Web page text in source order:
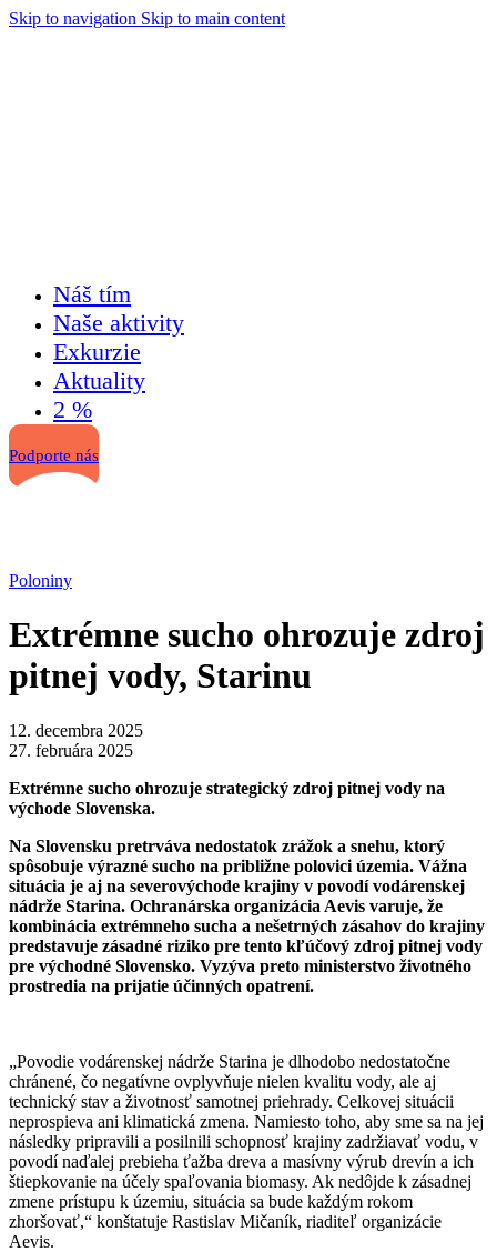
Skip to navigation Skip to main content
Náš tím
Naše aktivity
Exkurzie
Aktuality
2 %
Podporte nás
Poloniny
Extrémne sucho ohrozuje zdroj
pitnej vody, Starinu
12. decembra 2025
27. februára 2025
Extrémne sucho ohrozuje strategický zdroj pitnej vody na
východe Slovenska.
Na Slovensku pretrváva nedostatok zrážok a snehu, ktorý
spôsobuje výrazné sucho na približne polovici územia. Vážna
situácia je aj na severovýchode krajiny v povodí vodárenskej
nádrže Starina. Ochranárska organizácia Aevis varuje, že
kombinácia extrémneho sucha a nešetrných zásahov do krajiny
predstavuje zásadné riziko pre tento kľúčový zdroj pitnej vody
pre východné Slovensko. Vyzýva preto ministerstvo životného
prostredia na prijatie účinných opatrení.
„Povodie vodárenskej nádrže Starina je dlhodobo nedostatočne
chránené, čo negatívne ovplyvňuje nielen kvalitu vody, ale aj
technický stav a životnosť samotnej priehrady. Celkovej situácii
neprospieva ani klimatická zmena. Namiesto toho, aby sme sa na jej
následky pripravili a posilnili schopnosť krajiny zadržiavať vodu, v
povodí naďalej prebieha ťažba dreva a masívny výrub drevín a ich
štiepkovanie na účely spaľovania biomasy. Ak nedôjde k zásadnej
zmene prístupu k územiu, situácia sa bude každým rokom
zhoršovať,“ konštatuje Rastislav Mičaník, riaditeľ organizácie
Aevis.